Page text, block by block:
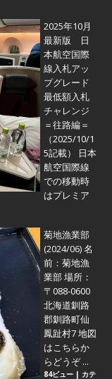
2025年10月
最新版 日
本航空国際
線入札アッ
プグレード
最低額入札
チャレンジ
＝往路編＝
（2025/10/1
5記載） 日本
航空国際線
での移動時
はプレミア
菊地漁業部
(2024/06)名
前：菊地漁
業部 場所：
〒088-0600
北海道釧路
郡釧路町仙
鳳趾村7 地図
はこちらか
らどうぞ ...
84ビュー | カテ